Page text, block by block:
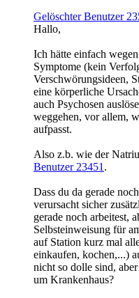
Gelöschter Benutzer
Hallo,
Ich hätte einfach
Symptome (kein
Verschwörungsideen,
eine körperliche
auch Psychosen
weggehen, vor allem,
aufpasst.
Also z.b. wie der
Benutzer 23451 .
Dass du da gerade
verursacht sicher
gerade noch arbeitest,
Selbsteinweisung für
auf Station kurz mal
einkaufen, kochen,...)
nicht so dolle sind,
um Krankenhaus?